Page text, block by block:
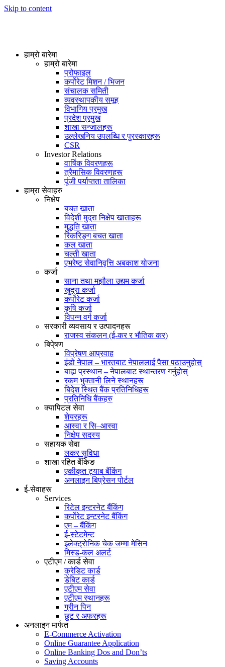
Skip to content
हाम्रो बारेमा
हाम्रो बारेमा
प्रोफाइल
कर्पोरेट मिशन / भिजन
संचालक समिती
व्यवस्थापकीय समूह
विभागिय प्रमुख
प्रदेश प्रमुख
शाखा सन्जालहरू
उल्लेखनिय उपलब्धि र पुरस्कारहरू
CSR
Investor Relations
वार्षिक विवरणहरू
त्रैमासिक विवरणहरू
पूंजी पर्याप्तता तालिका
हाम्रा सेवाहरु
निक्षेप
बचत खाता
विदेशी मुद्रा निक्षेप खाताहरू
मुद्धति खाता
रिकरिङ्ग बचत खाता
कल खाता
चल्ती खाता
एभरेष्ट सेवानिवृत्ति अबकाश योजना
कर्जा
साना तथा मझौला उद्यम कर्जा
खुद्रा कर्जा
कर्पोरेट कर्जा
कृषि कर्जा
विपन्न वर्ग कर्जा
सरकारी व्यवसाय र उत्पादनहरू
राजस्व संकलन (ई-कर र भौतिक कर)
बिपे्षण
विप्रेषण आप्रवाह
इंडो नेपाल – भारतबाट नेपाललाई पैसा पठाउनुहोस्
बाह्य प्रस्थान – नेपालबाट स्थान्तरण गर्नुहोस्
रकम भुक्तानी लिने स्थानहरू
बिदेश स्थित बैंक प्रतिनिधिहरू
प्रतिनिधि बैंकहरु
क्यापिटल सेवा
शेयरहरू
आस्वा र सि–आस्वा
निक्षेप सदस्य
सहायक सेवा
लकर सुविधा
शाखा रहित बैंकिङ
एकीकृत ट्याब बैंकिंग
अनलाइन बिप्रेसन पोर्टल
ई-सेवाहरू
Services
रिटेल इन्टरनेट बैंकिंग
कर्पोरेट इन्टरनेट बैंकिंग
एम – बैंकिंग
ई-स्टेटमेन्ट
इलेक्ट्रोनिक चेक जम्मा मेसिन
मिस्ड-कल अलर्ट
एटीएम / कार्ड सेवा
क्रेडिट कार्ड
डेबिट कार्ड
एटीएम सेवा
एटीएम स्थानहरू
ग्रीन पिन
छुट र अफरहरू
अनलाइन मार्फत
E-Commerce Activation
Online Guarantee Application
Online Banking Dos and Don’ts
Saving Accounts